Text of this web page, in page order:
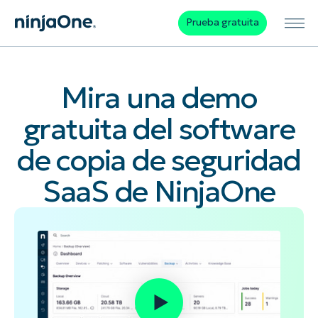
Prueba gratuita
Mira una demo
gratuita del software
de copia de seguridad
SaaS de NinjaOne